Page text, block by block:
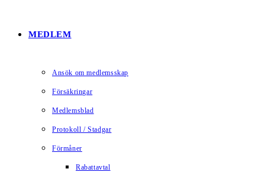
MEDLEM
Ansök om medlemsskap
Försäkringar
Medlemsblad
Protokoll / Stadgar
Förmåner
Rabattavtal